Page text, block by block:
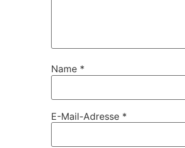
Name *
E-Mail-Adresse *